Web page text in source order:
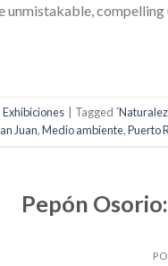
unmistakable, compelling
Exhibiciones Tagged
Juan,Medio ambiente,Puerto
Pepón